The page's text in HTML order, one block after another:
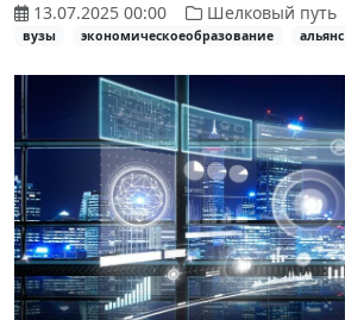
13.07.2025 00:00 Шелковый путь
вузы
экономическоеобразование альянс